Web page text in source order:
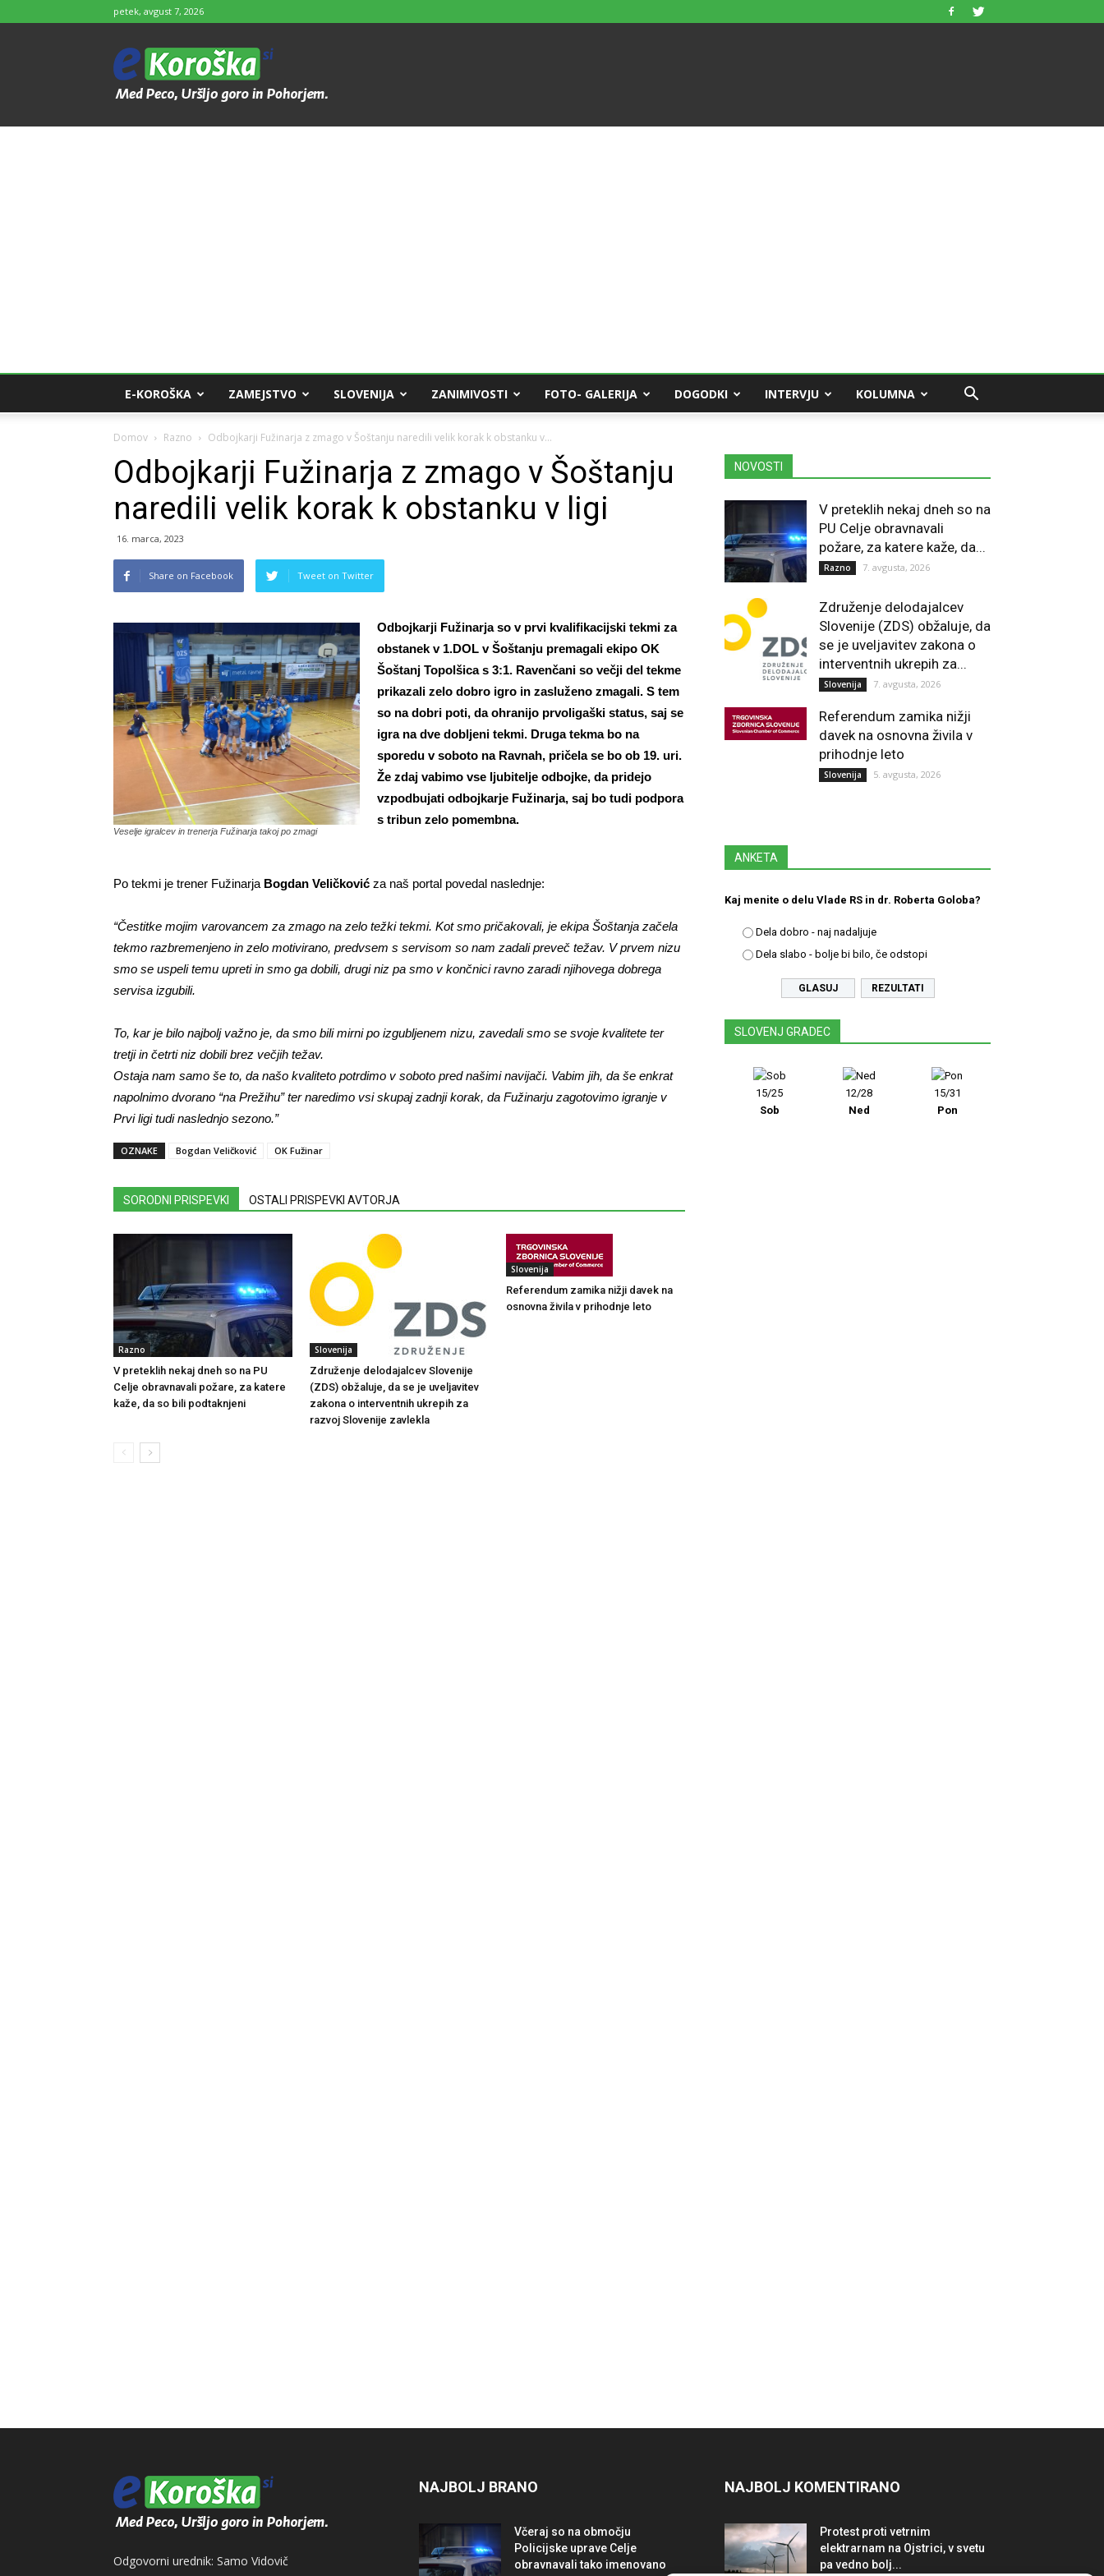
petek, avgust 7, 2026
e-
Koroška
E-KOROŠKA ZAMEJSTVO SLOVENIJA ZANIMIVOSTI FOTO- GALERIJA DOGODKI INTERVJU KOLUMNA
Domov Razno Odbojkarji Fužinarja z zmago v Šoštanju naredili velik korak k obstanku v...
Odbojkarji Fužinarja z zmago v Šoštanju
naredili velik korak k obstanku v ligi
16. marca, 2023
Share on Facebook Tweet on Twitter
Veselje igralcev in trenerja Fužinarja takoj po zmagi
Odbojkarji Fužinarja so v prvi kvalifikacijski tekmi za
obstanek v 1.DOL v Šoštanju premagali ekipo OK
Šoštanj Topolšica s 3:1. Ravenčani so večji del tekme
prikazali zelo dobro igro in zasluženo zmagali. S tem
so na dobri poti, da ohranijo prvoligaški status, saj se
igra na dve dobljeni tekmi. Druga tekma bo na
sporedu v soboto na Ravnah, pričela se bo ob 19. uri.
Že zdaj vabimo vse ljubitelje odbojke, da pridejo
vzpodbujati odbojkarje Fužinarja, saj bo tudi podpora
s tribun zelo pomembna.
Po tekmi je trener Fužinarja Bogdan Veličković za naš portal povedal naslednje:
“Čestitke mojim varovancem za zmago na zelo težki tekmi. Kot smo pričakovali, je ekipa Šoštanja začela
tekmo razbremenjeno in zelo motivirano, predvsem s servisom so nam zadali preveč težav. V prvem nizu
smo se uspeli temu upreti in smo ga dobili, drugi niz pa smo v končnici ravno zaradi njihovega dobrega
servisa izgubili.
To, kar je bilo najbolj važno je, da smo bili mirni po izgubljenem nizu, zavedali smo se svoje kvalitete ter
tretji in četrti niz dobili brez večjih težav.
Ostaja nam samo še to, da našo kvaliteto potrdimo v soboto pred našimi navijači. Vabim jih, da še enkrat
napolnimo dvorano “na Prežihu” ter naredimo vsi skupaj zadnji korak, da Fužinarju zagotovimo igranje v
Prvi ligi tudi naslednjo sezono.”
OZNAKE Bogdan Veličković OK Fužinar
SORODNI PRISPEVKI OSTALI PRISPEVKI AVTORJA
Razno
V preteklih nekaj dneh so na PU
Celje obravnavali požare, za katere
kaže, da so bili podtaknjeni
Slovenija
Združenje delodajalcev Slovenije
(ZDS) obžaluje, da se je uveljavitev
zakona o interventnih ukrepih za
razvoj Slovenije zavlekla
Slovenija
Referendum zamika nižji davek na
osnovna živila v prihodnje leto
NOVOSTI
V preteklih nekaj dneh so na
PU Celje obravnavali
požare, za katere kaže, da...
Razno 7. avgusta, 2026
Združenje delodajalcev
Slovenije (ZDS) obžaluje, da
se je uveljavitev zakona o
interventnih ukrepih za...
Slovenija 7. avgusta, 2026
Referendum zamika nižji
davek na osnovna živila v
prihodnje leto
Slovenija 5. avgusta, 2026
ANKETA
Kaj menite o delu Vlade RS in dr. Roberta Goloba?
Dela dobro - naj nadaljuje
Dela slabo - bolje bi bilo, če odstopi
REZULTATI
SLOVENJ GRADEC
15/25
Sob
12/28
Ned
15/31
Pon
Odgovorni urednik: Samo Vidovič
NAJBOLJ BRANO
Včeraj so na območju
Policijske uprave Celje
obravnavali tako imenovano
NAJBOLJ KOMENTIRANO
Protest proti vetrnim
elektrarnam na Ojstrici, v svetu
pa vedno bolj...